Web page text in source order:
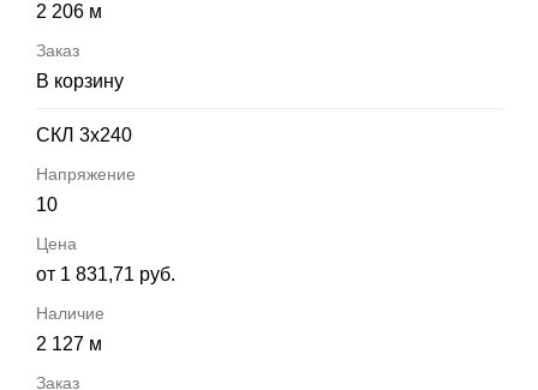
2 206 м
В корзину
СКЛ 3х240
10
от 1 831,71 руб.
2 127 м